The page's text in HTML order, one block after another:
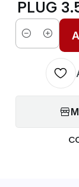
PLUG
Cantidad